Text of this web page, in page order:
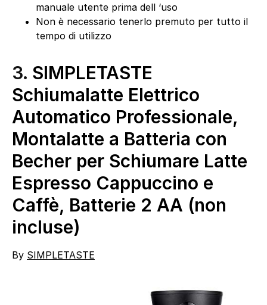
manuale utente prima dell ‘uso
Non è necessario tenerlo premuto per tutto il
tempo di utilizzo
3. SIMPLETASTE
Schiumalatte Elettrico
Automatico Professionale,
Montalatte a Batteria con
Becher per Schiumare Latte
Espresso Cappuccino e
Caffè, Batterie 2 AA (non
incluse)
By SIMPLETASTE